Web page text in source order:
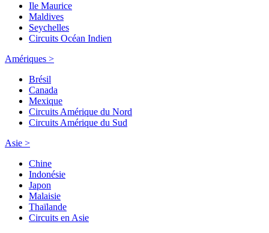
Ile Maurice
Maldives
Seychelles
Circuits Océan Indien
Amériques >
Brésil
Canada
Mexique
Circuits Amérique du Nord
Circuits Amérique du Sud
Asie >
Chine
Indonésie
Japon
Malaisie
Thaïlande
Circuits en Asie